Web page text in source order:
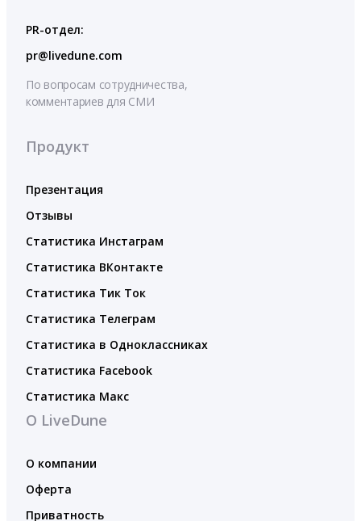
PR-отдел:
pr@livedune.com
По вопросам сотрудничества,
комментариев для СМИ
Продукт
Презентация
Отзывы
Статистика Инстаграм
Статистика ВКонтакте
Статистика Тик Ток
Статистика Телеграм
Статистика в Одноклассниках
Статистика Facebook
Статистика Макс
О LiveDune
О компании
Оферта
Приватность